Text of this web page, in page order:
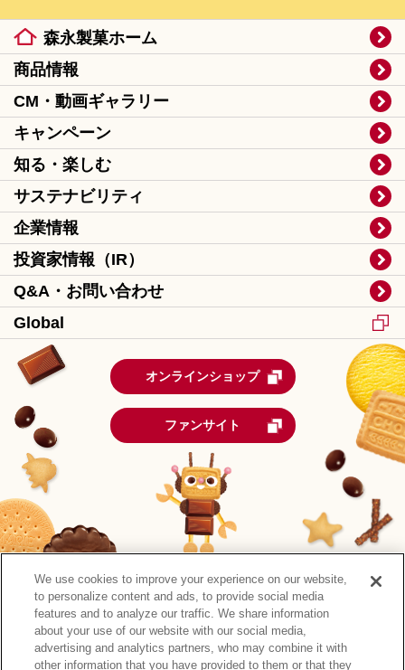
森永製菓ホーム
商品情報
CM・動画ギャラリー
キャンペーン
知る・楽しむ
サステナビリティ
企業情報
投資家情報（IR）
Q&A・お問い合わせ
Global
オンラインショップ
ファンサイト
We use cookies to improve your experience on our website,
to personalize content and ads, to provide social media
features and to analyze our traffic. We share information
about your use of our website with our social media,
advertising and analytics partners, who may combine it with
other information that you have provided to them or that they